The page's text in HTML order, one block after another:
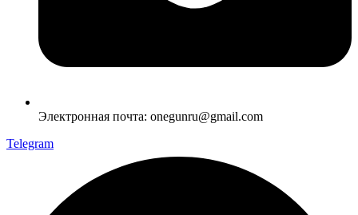
Электронная почта: onegunru@gmail.com
Telegram